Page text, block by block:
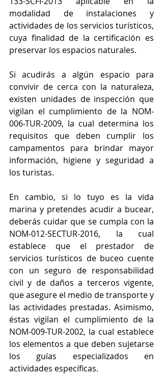
modalidad de instalaciones y
actividades de los servicios turísticos,
cuya finalidad de la certificación es
preservar los espacios naturales.
Si acudirás a algún espacio para
convivir de cerca con la naturaleza,
existen unidades de inspección que
vigilan el cumplimiento de la NOM-
006-TUR-2009, la cual determina los
requisitos que deben cumplir los
campamentos para brindar mayor
información, higiene y seguridad a
los turistas.
En cambio, si lo tuyo es la vida
marina y pretendes acudir a bucear,
deberás cuidar que se cumpla con la
NOM-012-SECTUR-2016, la cual
establece que el prestador de
servicios turísticos de buceo cuente
con un seguro de responsabilidad
civil y de daños a terceros vigente,
que asegure el medio de transporte y
las actividades prestadas. Asimismo,
éstas vigilan el cumplimiento de la
NOM-009-TUR-2002, la cual establece
los elementos a que deben sujetarse
los guías especializados en
actividades específicas.